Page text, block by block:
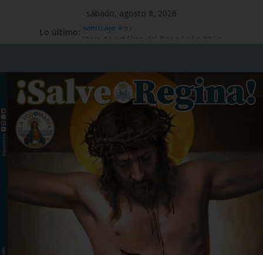
sábado, agosto 8, 2026
Lo último: Mensaje #97
Señor Jesucristo – 1 de julio
Santo Tomás Apóstol – 3 de julio
San Benito abad – 11 de julio